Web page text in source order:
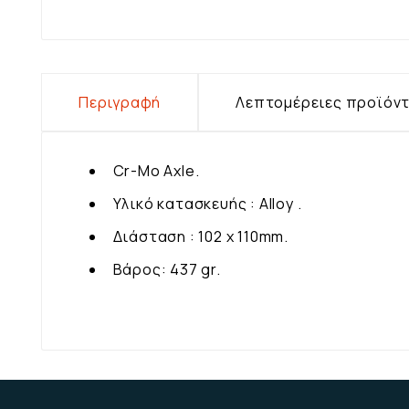
Περιγραφή Λεπτομέρειες
Cr-Mo Axle.
Υλικό κατασκευής : Alloy .
Διάσταση : 102 x 110mm.
Βάρος: 437 gr.